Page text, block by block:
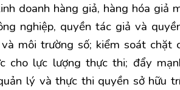
doanh hàng giả, hàng hóa giả
nghiệp, quyền tác giả và
môi trường số; kiểm soát chặt
cho lực lượng thực thi; đẩy
lý và thực thi quyền sở hữu